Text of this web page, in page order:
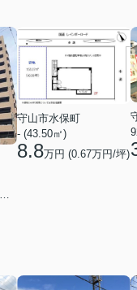
守山市水保町
- (43.50㎡)
8.8万円 (0.67万円/坪)